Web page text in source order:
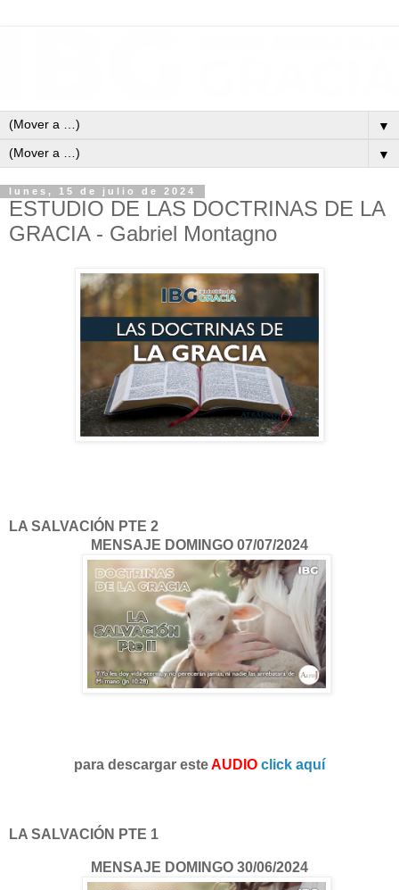
▼
▼
lunes, 15 de julio de 2024
ESTUDIO DE LAS DOCTRINAS DE LA
GRACIA - Gabriel Montagno
LA SALVACIÓN PTE 2
MENSAJE DOMINGO 07/07/2024
para descargar esteAUDIO click aquí
LA SALVACIÓN PTE 1
MENSAJE DOMINGO 30/06/2024